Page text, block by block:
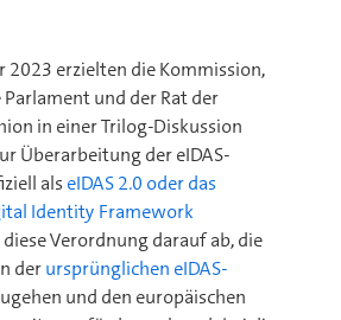
2023 erzielten die Kommission,
Parlament und der Rat der
in einer Trilog-Diskussion
Überarbeitung der eIDAS-
als eIDAS 2.0 oder das
Identity Framework
Verordnung darauf ab, die
derursprünglichen eIDAS-
und den europäischen